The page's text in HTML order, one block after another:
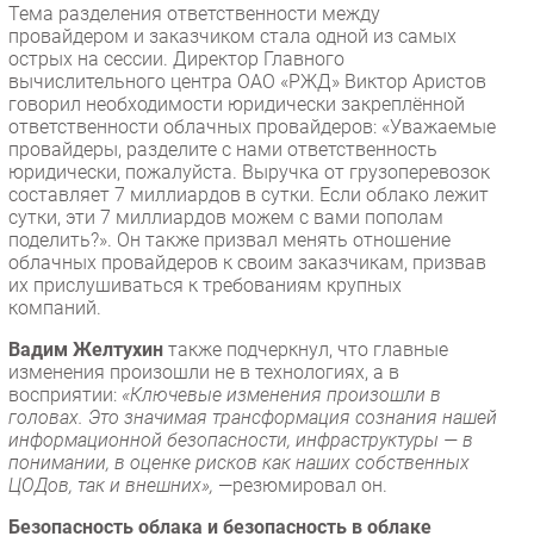
Тема разделения ответственности между
провайдером и заказчиком стала одной из самых
острых на сессии. Директор Главного
вычислительного центра ОАО «РЖД» Виктор Аристов
говорил необходимости юридически закреплённой
ответственности облачных провайдеров: «Уважаемые
провайдеры, разделите с нами ответственность
юридически, пожалуйста. Выручка от грузоперевозок
составляет 7 миллиардов в сутки. Если облако лежит
сутки, эти 7 миллиардов можем с вами пополам
поделить?». Он также призвал менять отношение
облачных провайдеров к своим заказчикам, призвав
их прислушиваться к требованиям крупных
компаний.
Вадим Желтухин также подчеркнул, что главные
изменения произошли не в технологиях, а в
восприятии: «Ключевые изменения произошли в
головах. Это значимая трансформация сознания нашей
информационной безопасности, инфраструктуры — в
понимании, в оценке рисков как наших собственных
ЦОДов, так и внешних», —резюмировал он.
Безопасность облака и безопасность в облаке